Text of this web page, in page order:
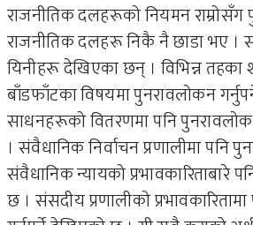
राजनीतिक दलहरूको नियमन राम्रोसँग
राजनीतिक दलहरू निकै नै छाडा भए ।
यिनीहरू देखिएका छन् । विभिन्न तहका
बाँडफाँटका विषयमा पुनरावलोकन
साधनहरूको वितरणमा पनि
। संवैधानिक निर्वाचन प्रणालीमा पनि
संवैधानिक न्यायको प्रभावकारिताबारे
छ । संसदीय प्रणालीको